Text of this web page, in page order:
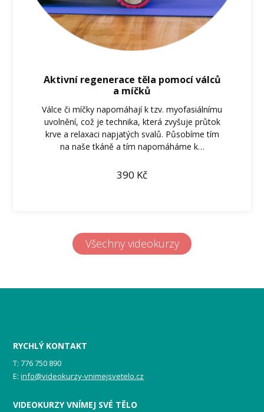
Aktivní regenerace těla pomocí válců
a míčků
Válce či míčky napomáhají k tzv. myofasiálnímu
uvolnění, což je technika, která zvyšuje průtok
krve a relaxaci napjatých svalů. Působíme tím
na naše tkáně a tím napomáháme k…
390 Kč
Všechny videokurzy
RYCHLÝ KONTAKT
T: 776 750 890
E:info@videokurzy-vnimejsvetelo.cz
VIDEOKURZY VNÍMEJ SVÉ TĚLO